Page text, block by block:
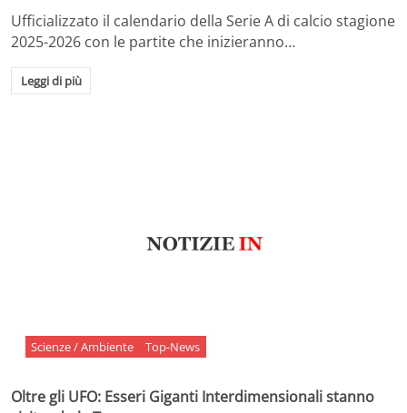
Ufficializzato il calendario della Serie A di calcio stagione
2025-2026 con le partite che inizieranno…
Leggi di più
Scienze / Ambiente Top-News
Oltre gli UFO: Esseri Giganti Interdimensionali stanno